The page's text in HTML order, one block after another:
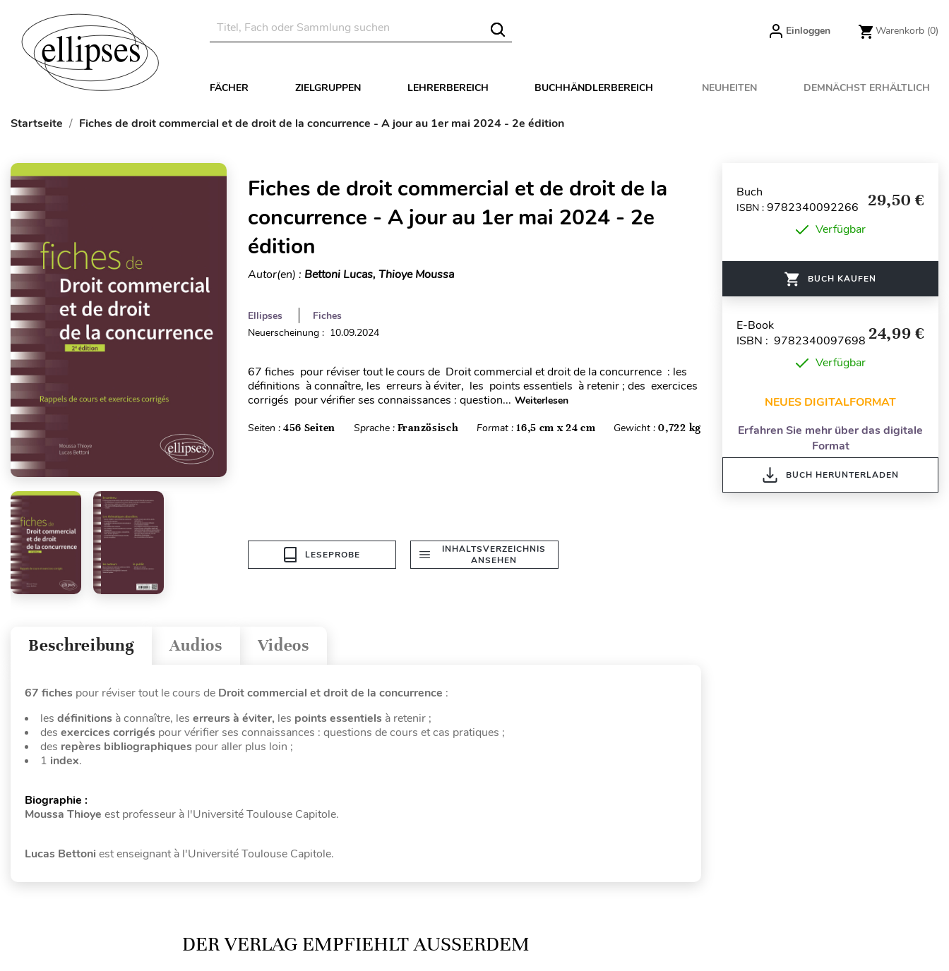
Einloggen Warenkorb (0)
FÄCHER ZIELGRUPPEN LEHRERBEREICH BUCHHÄNDLERBEREICH NEUHEITEN DEMNÄCHST ERHÄLTLICH
Startseite Fiches de droit commercial et de droit de la concurrence - A jour au 1er mai 2024 - 2e édition
Fiches de droit commercial et de droit de la
concurrence - A jour au 1er mai 2024 - 2e
édition
Autor(en) : Bettoni Lucas, Thioye Moussa
Ellipses
Fiches
Neuerscheinung : 10.09.2024
67 fiches pour réviser tout le cours de Droit commercial et droit de la concurrence : les
définitions à connaître, les erreurs à éviter, les points essentiels à retenir ; des exercices
corrigés pour vérifier ses connaissances : question... Weiterlesen
Seiten : 456 Seiten Sprache : Französisch Format :16,5 cm x 24 cm Gewicht :0,722 kg
LESEPROBE
INHALTSVERZEICHNIS
ANSEHEN
Videos
Audios
Beschreibung
67 fiches pour réviser tout le cours de Droit commercial et droit de la concurrence :
les définitions à connaître, les erreurs à éviter, les points essentiels à retenir ;
des exercices corrigés pour vérifier ses connaissances : questions de cours et cas pratiques ;
des repères bibliographiques pour aller plus loin ;
1 index.
Biographie :
Moussa Thioye est professeur à l'Université Toulouse Capitole.
Lucas Bettoni est enseignant à l'Université Toulouse Capitole.
DER VERLAG EMPFIEHLT AUSSERDEM
Buch
ISBN : 9782340092266 29,50 €
Verfügbar
BUCH KAUFEN
E-Book
ISBN : 9782340097698 24,99 €
Verfügbar
NEUES DIGITALFORMAT
Erfahren Sie mehr über das digitale
Format
BUCH HERUNTERLADEN